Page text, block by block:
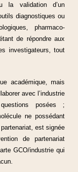
la validation d’un
diagnostiques ou
pharmaco-
de répondre aux
investigateurs, tout
académique, mais
avec l’industrie
posées ;
ne possédant
est signée
de partenariat
GCO/industrie qui